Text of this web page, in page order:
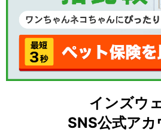
インズウ
SNS公式アカ